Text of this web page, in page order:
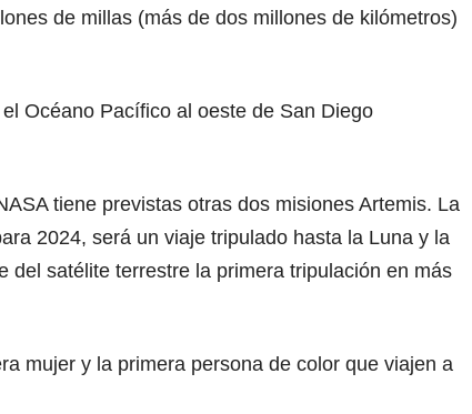
de millas (más de dos millones de kilómetros)
Océano Pacífico al oeste de San Diego
tiene previstas otras dos misiones Artemis. La
2024, será un viaje tripulado hasta la Luna y la
del satélite terrestre la primera tripulación en más
mujer y la primera persona de color que viajen a